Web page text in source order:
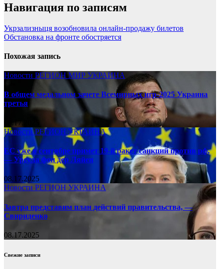
Навигация по записям
Укрзализныця возобновила онлайн-продажу билетов
Обстановка на фронте обостряется
Похожая запись
Новости РЕГИОНМИР УКРАИНА
В общем медальном зачете Всемирных игр-2025 Украина
третья
08.17.2025
НовостиРЕГИОНУКРАИНА
ЕС уже в сентябре примет 19-й ракет санкций против рф,
— Урсула фон дер Ляйен
08.17.2025
Новости РЕГИОН УКРАИНА
Завтра представим план действий правительства, —
Свириденко
08.17.2025
Свежие записи